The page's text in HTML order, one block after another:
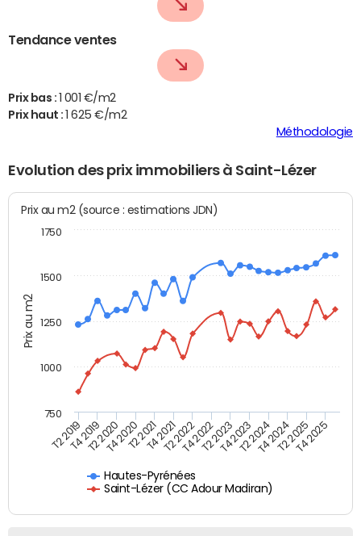
Tendance ventes
Prix bas :
1 001 €/m2
Prix haut :
1 625 €/m2
Méthodologie
Evolution des prix immobiliers à Saint-Lézer
Prix au m2
Prix au m2 (source : estimations JDN)
Hautes-Pyrénées
Saint-Lézer (CC Adour Madiran)
T2 2019T4 2019T2 2020T4 2020T2 2021T4 2021T2 2022T4 2022T2 2023T4 2023T2 2024T4 2024T2 2025T4 2025
750
1000
1250
1500
1750